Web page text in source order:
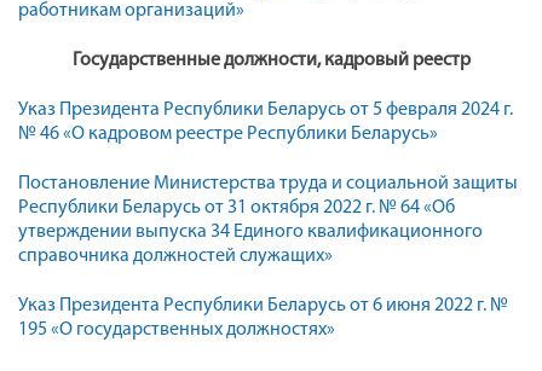
работникам организаций»
Государственные должности, кадровый реестр
Указ Президента Республики Беларусь от 5 февраля 2024 г.
№ 46 «О кадровом реестре Республики Беларусь»
Постановление Министерства труда и социальной защиты
Республики Беларусь от 31 октября 2022 г. № 64 «Об
утверждении выпуска 34 Единого квалификационного
справочника должностей служащих»
Указ Президента Республики Беларусь от 6 июня 2022 г. №
195 «О государственных должностях»